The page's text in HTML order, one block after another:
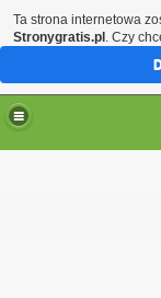
Ta strona internetowa
Stronygratis.pl . Czy